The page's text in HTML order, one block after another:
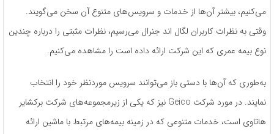
می‌کنیم، بیشتر آن‌ها از خدمات و سرویس‌های متنوع آن سخن می‌گویند.
وقتی به نظرات کاربران لگال اند جنرال می‌رسیم، نظرات مثبتی را درباره چندین
نوع بیمه عمری که این شرکت ارائه داده است را مشاهده می‌کنیم.
به‌طوری که آن‌ها با دستی باز می‌توانند سرویس موردنظر خود را انتخاب
نمایند. در مورد شرکت Geico نیز که یکی از زیرمجموعه‌های شرکت برکشایر
هاتاوی است، خدمات متنوعی که در زمینه بیمه‌های مرتبط با ماشین ارائه